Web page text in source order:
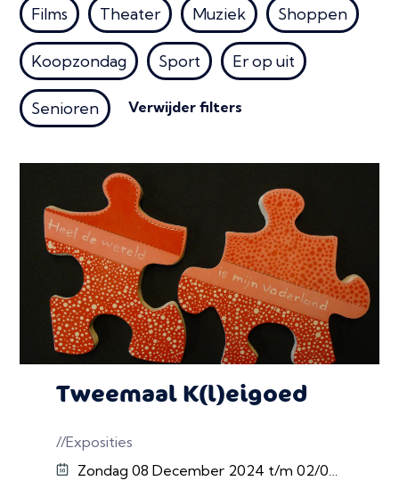
Films Theater Muziek Shoppen
Koopzondag Sport Er op uit
Senioren Verwijder filters
Tweemaal K(l)eigoed
//Exposities
Zondag 08 December 2024 t/m 02/02/2025